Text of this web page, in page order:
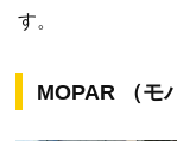
す。
MOPAR （モ